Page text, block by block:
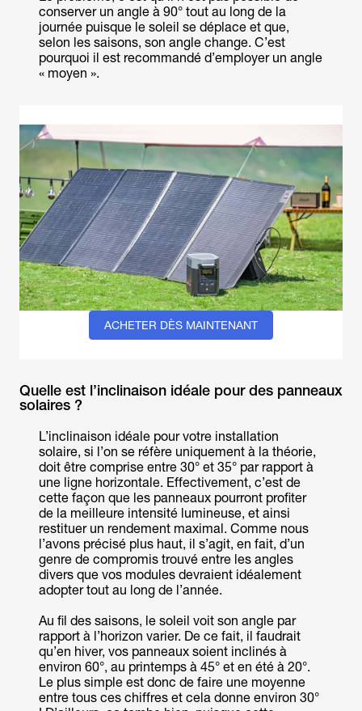
conserver un angle à 90° tout au long de la
journée puisque le soleil se déplace et que,
selon les saisons, son angle change. C’est
pourquoi il est recommandé d’employer un angle
« moyen ».
ACHETER DÈS MAINTENANT
Quelle est l’inclinaison idéale pour des panneaux
solaires ?
L’inclinaison idéale pour votre installation
solaire, si l’on se réfère uniquement à la théorie,
doit être comprise entre 30° et 35° par rapport à
une ligne horizontale. Effectivement, c’est de
cette façon que les panneaux pourront profiter
de la meilleure intensité lumineuse, et ainsi
restituer un rendement maximal. Comme nous
l’avons précisé plus haut, il s’agit, en fait, d’un
genre de compromis trouvé entre les angles
divers que vos modules devraient idéalement
adopter tout au long de l’année.
Au fil des saisons, le soleil voit son angle par
rapport à l’horizon varier. De ce fait, il faudrait
qu’en hiver, vos panneaux soient inclinés à
environ 60°, au printemps à 45° et en été à 20°.
Le plus simple est donc de faire une moyenne
entre tous ces chiffres et cela donne environ 30°